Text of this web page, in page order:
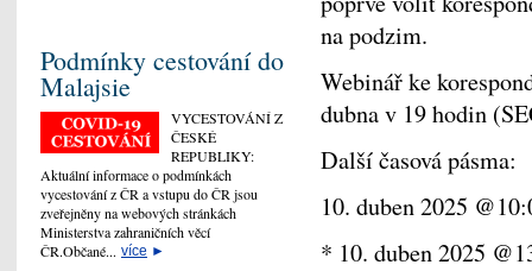
na podzim.
Webinář ke
dubna v 19 hodin
Další časová pásma:
10. duben 2025
* 10. duben 2025
Podmínky cestování do
Malajsie
VYCESTOVÁNÍ Z
ČESKÉ
REPUBLIKY:
Aktuální informace o podmínkách
vycestování z ČR a vstupu do ČR jsou
zveřejněny na webových stránkách
Ministerstva zahraničních věcí
ČR.Občané... více ►